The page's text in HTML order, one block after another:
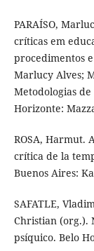
PARAÍSO,
críticas em
procedimentos
Marlucy Alves;
Metodologias de
Horizonte:
ROSA, Harmut.
crítica de la
Buenos Aires:
SAFATLE,
Christian (org.).
psíquico. Belo